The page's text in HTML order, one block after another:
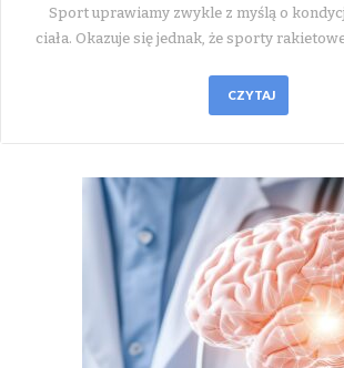
Sport uprawiamy zwykle z myślą o
ciała. Okazuje się jednak, że sporty
CZYTAJ